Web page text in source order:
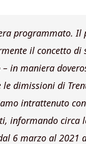
programmato. Il
il concetto di
in maniera
dimissioni di
intrattenuto
informando circa
6 marzo al 2021